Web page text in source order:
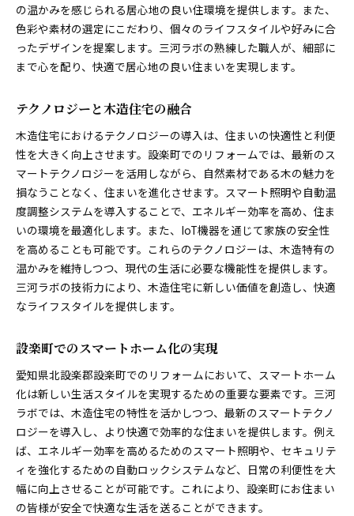
の温かみを感じられる居心地の良い住環境を提供します。また、
色彩や素材の選定にこだわり、個々のライフスタイルや好みに合
ったデザインを提案します。三河ラボの熟練した職人が、細部に
まで心を配り、快適で居心地の良い住まいを実現します。
テクノロジーと木造住宅の融合
木造住宅におけるテクノロジーの導入は、住まいの快適性と利便
性を大きく向上させます。設楽町でのリフォームでは、最新のス
マートテクノロジーを活用しながら、自然素材である木の魅力を
損なうことなく、住まいを進化させます。スマート照明や自動温
度調整システムを導入することで、エネルギー効率を高め、住ま
いの環境を最適化します。また、IoT機器を通じて家族の安全性
を高めることも可能です。これらのテクノロジーは、木造特有の
温かみを維持しつつ、現代の生活に必要な機能性を提供します。
三河ラボの技術力により、木造住宅に新しい価値を創造し、快適
なライフスタイルを提供します。
設楽町でのスマートホーム化の実現
愛知県北設楽郡設楽町でのリフォームにおいて、スマートホーム
化は新しい生活スタイルを実現するための重要な要素です。三河
ラボでは、木造住宅の特性を活かしつつ、最新のスマートテクノ
ロジーを導入し、より快適で効率的な住まいを提供します。例え
ば、エネルギー効率を高めるためのスマート照明や、セキュリテ
ィを強化するための自動ロックシステムなど、日常の利便性を大
幅に向上させることが可能です。これにより、設楽町にお住まい
の皆様が安全で快適な生活を送ることができます。